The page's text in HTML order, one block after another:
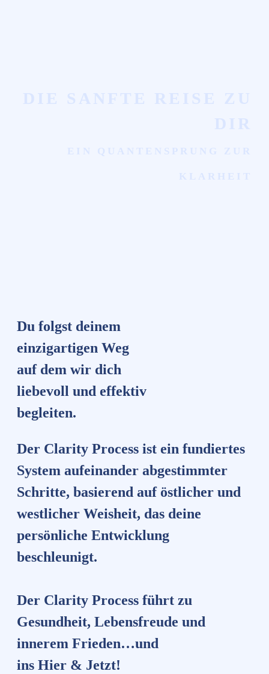
Du folgst deinem
einzigartigen Weg
auf dem wir dich
liebevoll und effektiv
begleiten.
Der Clarity Process ist ein fundiertes
System aufeinander abgestimmter
Schritte, basierend auf östlicher und
westlicher Weisheit, das deine
persönliche Entwicklung
beschleunigt.
Der Clarity Process führt zu
Gesundheit, Lebensfreude und
innerem Frieden…und
ins Hier & Jetzt!